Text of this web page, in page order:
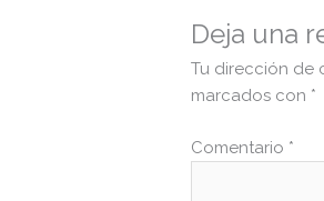
Deja una
Tu dirección de
marcados con *
Comentario *